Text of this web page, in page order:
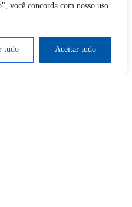
você concorda com nosso uso
tudo Aceitar tudo
Não